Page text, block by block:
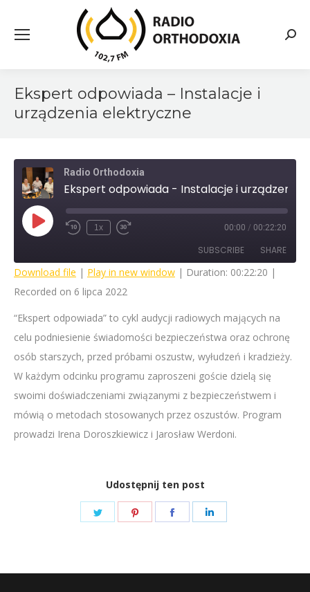
Ekspert odpowiada – Instalacje i
urządzenia elektryczne
Radio Orthodoxia
Play
EpisodeRewind
1x
Fast
seconds
00:00 / 00:22:20
SUBSCRIBE SHARE
SHARE
LINK
EMBED
Download file | Play in new window | Duration: 00:22:20 |
Recorded on 6 lipca 2022
“Ekspert odpowiada” to cykl audycji radiowych mających na
celu podniesienie świadomości bezpieczeństwa oraz ochronę
osób starszych, przed próbami oszustw, wyłudzeń i kradzieży.
W każdym odcinku programu zaproszeni goście dzielą się
swoimi doświadczeniami związanymi z bezpieczeństwem i
mówią o metodach stosowanych przez oszustów. Program
prowadzi Irena Doroszkiewicz i Jarosław Werdoni.
Udostępnij ten post
Share
Share
Share